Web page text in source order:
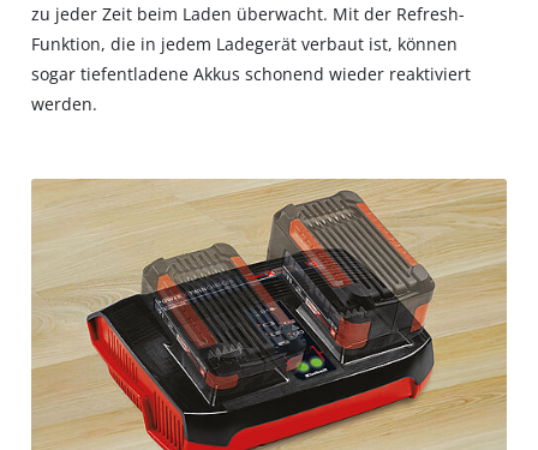
zu jeder Zeit beim Laden überwacht. Mit der Refresh-
Funktion, die in jedem Ladegerät verbaut ist, können
sogar tiefentladene Akkus schonend wieder reaktiviert
werden.